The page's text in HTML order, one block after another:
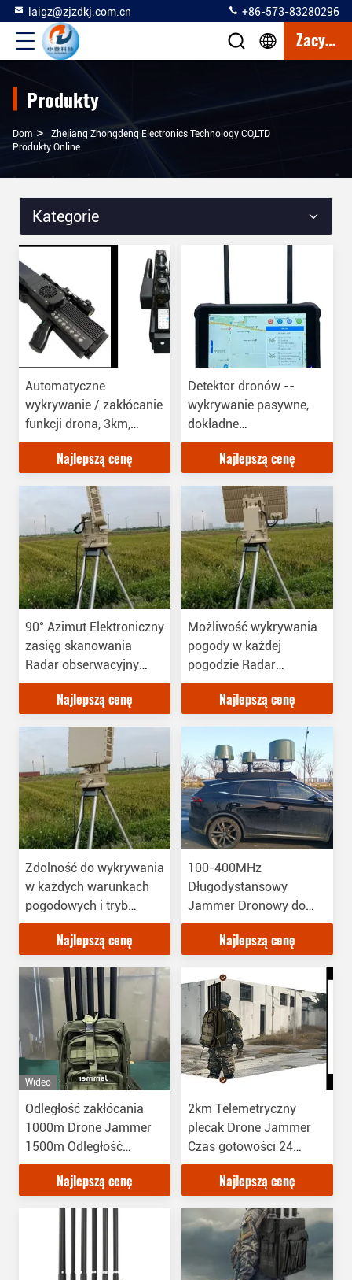
laigz@zjzdkj.com.cn +86-573-83280296
Zacytować
Produkty
Dom >
Zhejiang Zhongdeng Electronics Technology CO,LTD
Produkty Online
Kategorie
Automatyczne
wykrywanie / zakłócanie
funkcji drona, 3km,
znalezienie pozycji
drona, biała lista, obrona
bezzałogowego drona,
oczekiwanie 24h
Najlepszą cenę
Detektor dronów --
wykrywanie pasywne,
dokładne
rozpoznawanie, biała
lista, lokalizacja
Najlepszą cenę
90° Azimut Elektroniczny
zasięg skanowania
Radar obserwacyjny
Wysoka dokładność
Klasyfikacja celu
prądem AC/DC
Najlepszą cenę
Możliwość wykrywania
pogody w każdej
pogodzie Radar
obserwacyjny 360 stopni
zasięg i zasięg skanu
Najlepszą cenę
Zdolność do wykrywania
w każdych warunkach
pogodowych i tryb
skanowania impulsowo-
dopplerowskiego w
wykrywania
Najlepszą cenę
100-400MHz
Długodystansowy
Jammer Dronowy do
pojazdów specjalny dla
Najlepszą cenę
Wideo
Odległość zakłócania
1000m Drone Jammer
1500m Odległość
wykrywania Jedynego
żołnierzaNajlepszą cenę
2km Telemetryczny
plecak Drone Jammer
Czas gotowości 24
godziny
Najlepszą cenę